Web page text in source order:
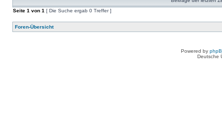
Seite 1 von 1 [ Die Suche ergab 0 Treffer ]
Foren-Übersicht
Powered by
Deutsche